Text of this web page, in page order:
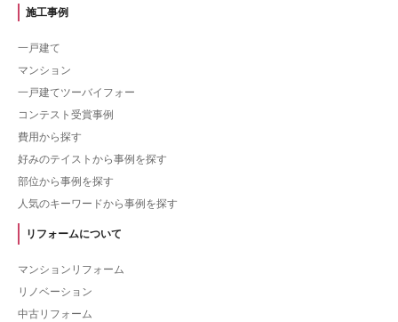
施工事例
一戸建て
マンション
一戸建てツーバイフォー
コンテスト受賞事例
費用から探す
好みのテイストから事例を探す
部位から事例を探す
人気のキーワードから事例を探す
リフォームについて
マンションリフォーム
リノベーション
中古リフォーム